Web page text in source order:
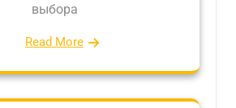
выбора
Read More